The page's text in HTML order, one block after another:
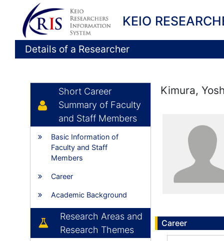
KEIO
Details of a Researcher
Short Career
Summary of Faculty
and Staff Members
Basic Information of
Faculty and Staff
Members
Career
Academic Background
Research Areas and
Research Themes
Kimura,
Career